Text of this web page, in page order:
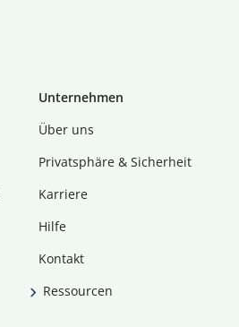
Unternehmen
Über uns
Privatsphäre & Sicherheit
Karriere
Hilfe
Kontakt
Ressourcen